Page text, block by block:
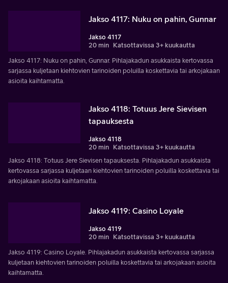
Jakso 4117: Nuku on pahin, Gunnar
Jakso 4117
20 min Katsottavissa 3+ kuukautta
Jakso 4117: Nuku on pahin, Gunnar. Pihlajakadun asukkaista kertovassa
sarjassa kuljetaan kiehtovien tarinoiden poluilla koskettavia tai arkojakaan
asioita kaihtamatta.
Jakso 4118: Totuus Jere Sievisen
tapauksesta
Jakso 4118
20 min Katsottavissa 3+ kuukautta
Jakso 4118: Totuus Jere Sievisen tapauksesta. Pihlajakadun asukkaista
kertovassa sarjassa kuljetaan kiehtovien tarinoiden poluilla koskettavia tai
arkojakaan asioita kaihtamatta.
Jakso 4119: Casino Loyale
Jakso 4119
20 min Katsottavissa 3+ kuukautta
Jakso 4119: Casino Loyale. Pihlajakadun asukkaista kertovassa sarjassa
kuljetaan kiehtovien tarinoiden poluilla koskettavia tai arkojakaan asioita
kaihtamatta.